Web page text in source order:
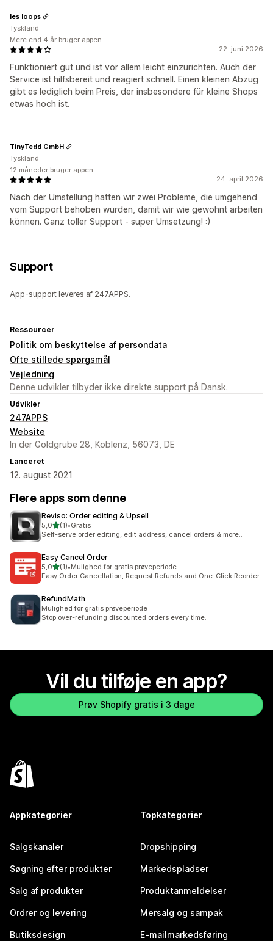
22. juni 2026
Funktioniert gut und ist vor allem leicht einzurichten. Auch der
Service ist hilfsbereit und reagiert schnell. Einen kleinen Abzug
gibt es lediglich beim Preis, der insbesondere für kleine Shops
etwas hoch ist.
les loops
Tyskland
Mere end 4 år bruger appen
24. april 2026
Nach der Umstellung hatten wir zwei Probleme, die umgehend
vom Support behoben wurden, damit wir wie gewohnt arbeiten
können. Ganz toller Support - super Umsetzung! :)
TinyTedd GmbH
Tyskland
12 måneder bruger appen
Support
App-support leveres af 247APPS.
Ressourcer
Politik om beskyttelse af persondata
Ofte stillede spørgsmål
Vejledning
Denne udvikler tilbyder ikke direkte support på Dansk.
Udvikler
247APPS
Website
In der Goldgrube 28, Koblenz, 56073, DE
Lanceret
12. august 2021
Flere apps som denne
Reviso: Order editing & Upsell
5,0ud af 5 stjerner
(1)
1 anmeldelser i alt
•Gratis
Self-serve order editing, edit address, cancel orders & more..
Easy Cancel Order
5,0ud af 5 stjerner
(1)
1 anmeldelser i alt
•Mulighed for gratis prøveperiode
Easy Order Cancellation, Request Refunds and One-Click Reorder
RefundMath
Mulighed for gratis prøveperiode
Stop over-refunding discounted orders every time.
Vil du tilføje en app?
Prøv Shopify gratis i 3 dage
Appkategorier
Salgskanaler
Søgning efter produkter
Salg af produkter
Ordrer og levering
Butiksdesign
Topkategorier
Dropshipping
Markedspladser
Produktanmeldelser
Mersalg og sampak
E-mailmarkedsføring